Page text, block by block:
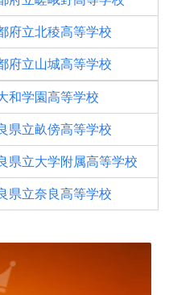
府立北稜高等学校
府立山城高等学校
和学園高等学校
県立畝傍高等学校
県立大学附属高等学校
県立奈良高等学校